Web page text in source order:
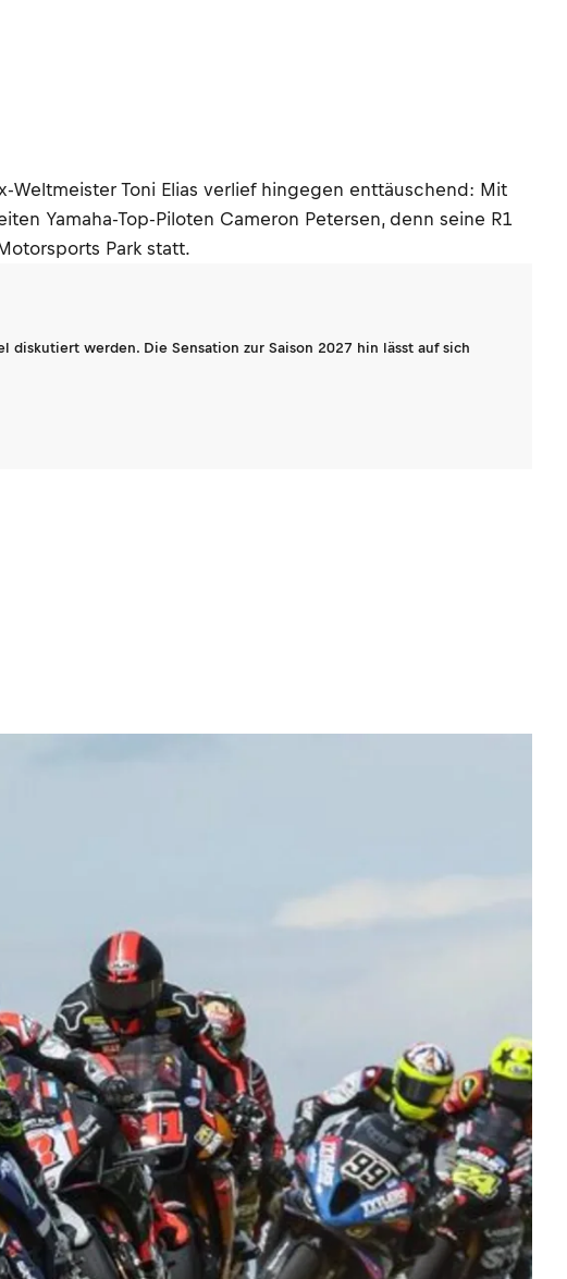
Weltmeister Toni Elias verlief hingegen enttäuschend: Mit
Yamaha-Top-Piloten Cameron Petersen, denn seine R1
Park statt.
diskutiert werden. Die Sensation zur Saison 2027 hin lässt auf sich